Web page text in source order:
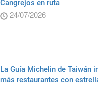
Cangrejos en ruta
24/07/2026
La Guía Michelin de Taiwán
más restaurantes con